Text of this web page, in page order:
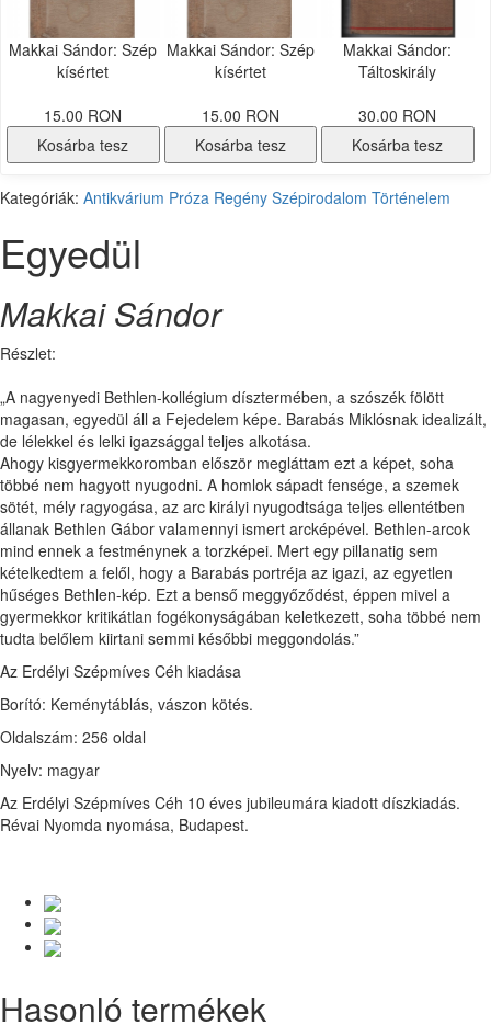
Makkai Sándor: Szép
kísértet
15.00 RON
Kosárba tesz
Makkai Sándor: Szép
kísértet
15.00 RON
Kosárba tesz
Makkai Sándor:
Táltoskirály
30.00 RON
Kosárba tesz
Kategóriák: Antikvárium Próza Regény Szépirodalom Történelem
Egyedül
Makkai Sándor
Részlet:
„A nagyenyedi Bethlen-kollégium dísztermében, a szószék fölött
magasan, egyedül áll a Fejedelem képe. Barabás Miklósnak idealizált,
de lélekkel és lelki igazsággal teljes alkotása.
Ahogy kisgyermekkoromban először megláttam ezt a képet, soha
többé nem hagyott nyugodni. A homlok sápadt fensége, a szemek
sötét, mély ragyogása, az arc királyi nyugodtsága teljes ellentétben
állanak Bethlen Gábor valamennyi ismert arcképével. Bethlen-arcok
mind ennek a festménynek a torzképei. Mert egy pillanatig sem
kételkedtem a felől, hogy a Barabás portréja az igazi, az egyetlen
hűséges Bethlen-kép. Ezt a benső meggyőződést, éppen mivel a
gyermekkor kritikátlan fogékonyságában keletkezett, soha többé nem
tudta belőlem kiirtani semmi későbbi meggondolás.”
Az Erdélyi Szépmíves Céh kiadása
Borító: Keménytáblás, vászon kötés.
Oldalszám: 256 oldal
Nyelv: magyar
Az Erdélyi Szépmíves Céh 10 éves jubileumára kiadott díszkiadás.
Révai Nyomda nyomása, Budapest.
Hasonló termékek